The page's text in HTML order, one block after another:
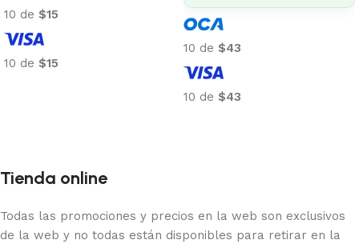
10 de $15
10 de $15
10 de $43
10 de $43
Tienda online
Todas las promociones y precios en la web son exclusivos
de la web y no todas están disponibles para retirar en la